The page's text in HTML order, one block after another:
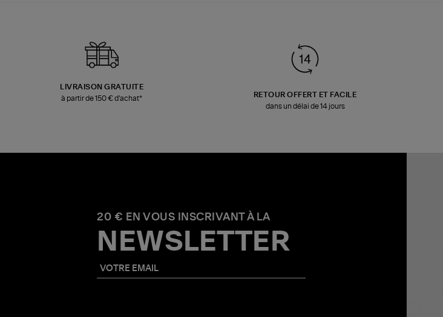
LIVRAISON GRATUITE
à partir de 150 € d'achat*
RETOUR OFFERT ET FACILE
dans un délai de 14 jours
20 € EN VOUS INSCRIVANT À LA
NEWSLETTER